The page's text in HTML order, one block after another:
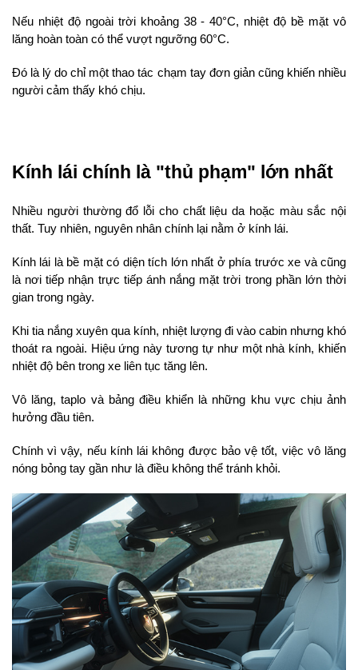
Nếu nhiệt độ ngoài trời khoảng 38 - 40°C, nhiệt độ bề mặt vô
lăng hoàn toàn có thể vượt ngưỡng 60°C.
Đó là lý do chỉ một thao tác chạm tay đơn giản cũng khiến nhiều
người cảm thấy khó chịu.
Kính lái chính là "thủ phạm" lớn nhất
Nhiều người thường đổ lỗi cho chất liệu da hoặc màu sắc nội
thất. Tuy nhiên, nguyên nhân chính lại nằm ở kính lái.
Kính lái là bề mặt có diện tích lớn nhất ở phía trước xe và cũng
là nơi tiếp nhận trực tiếp ánh nắng mặt trời trong phần lớn thời
gian trong ngày.
Khi tia nắng xuyên qua kính, nhiệt lượng đi vào cabin nhưng khó
thoát ra ngoài. Hiệu ứng này tương tự như một nhà kính, khiến
nhiệt độ bên trong xe liên tục tăng lên.
Vô lăng, taplo và bảng điều khiển là những khu vực chịu ảnh
hưởng đầu tiên.
Chính vì vậy, nếu kính lái không được bảo vệ tốt, việc vô lăng
nóng bỏng tay gần như là điều không thể tránh khỏi.